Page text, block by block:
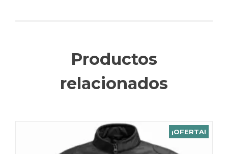
Productos
relacionados
¡OFERTA!